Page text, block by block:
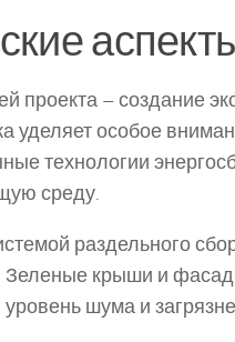
проекта – создание
уделяет особое
технологии
среду.
раздельного
Зеленые крыши и
шума и